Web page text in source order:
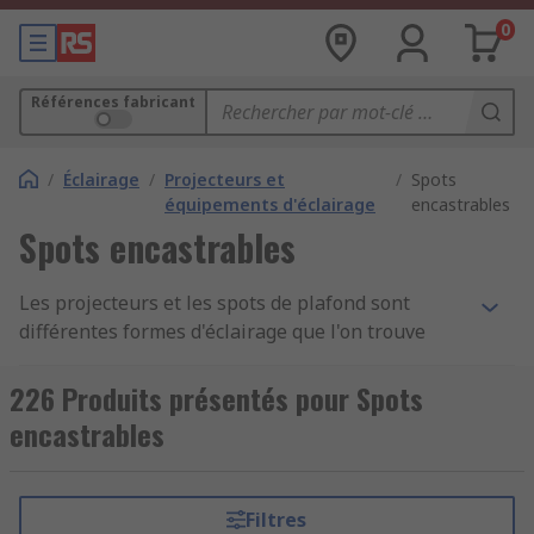
0
Références fabricant
/ Éclairage / Projecteurs et
équipements d'éclairage
/ Spots
encastrables
Spots encastrables
Les projecteurs et les spots de plafond sont
différentes formes d'éclairage que l'on trouve
de fournir la luminosité requise pour une grande
variété de pièces, permettant de créer l'ambiance
parfaite et d'améliorer votre environnement. Les
touche de style et un look théâtral, transformant
226 Produits présentés pour Spots
encastrables
Filtres